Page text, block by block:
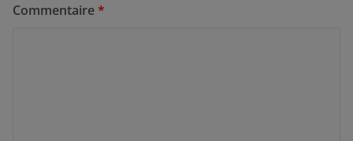
Commentaire*